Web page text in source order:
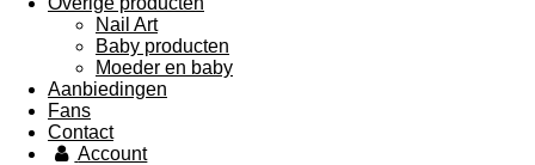
Nail Art
Baby producten
Moeder en baby
Aanbiedingen
Fans
Contact
Account